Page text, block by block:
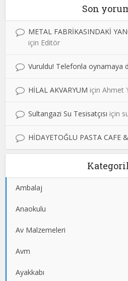
Son
METAL FABRİKASINDAKİ
için Editör
Vuruldu! Telefonla oynamaya
HİLAL AKVARYUM içinAhmet
Sultangazi Su Tesisatçısı için
HİDAYETOĞLU PASTA CAFE
Ambalaj
Anaokulu
Av Malzemeleri
Avm
Ayakkabı